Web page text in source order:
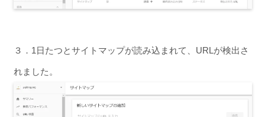
３．1日たつとサイトマップが読み込まれて、URLが検出さ
れました。